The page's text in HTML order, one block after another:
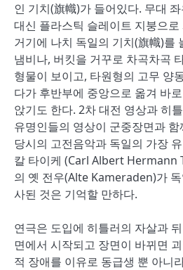
인 기치(旗幟)가 들어있다. 무대
대신 플라스틱 슬레이트 지붕으
거기에 나치 독일의 기치(旗幟)를
냄비나, 버킷을 거꾸로 차곡차곡
형물이 보이고, 타원형의 고무 양
다가 후반부에 중앙으로 옮겨 바
앉기도 한다. 2차 대전 영상과 히
유명인들의 영상이 군중장면과
당시의 고전음악과 독일의 가장
칼 타이케 (Carl Albert Hermann
의 옛 전우(Alte Kameraden)가
사된 것은 기억할 만하다.
연극은 도입에 히틀러의 자살과
면에서 시작되고 장면이 바뀌면
적 장애를 이유로 동급생 뿐 아니